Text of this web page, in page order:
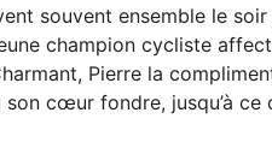
souvent ensemble le
champion cycliste
Pierre la
son cœur fondre, jusqu’à